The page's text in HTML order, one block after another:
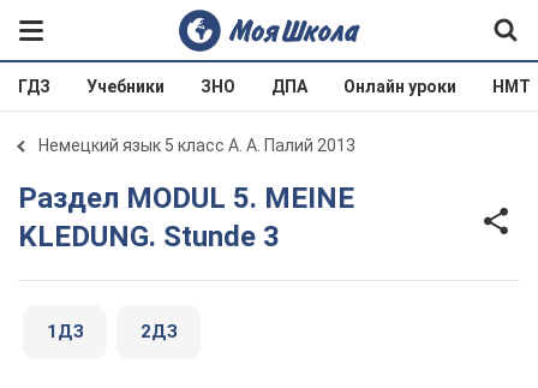
ГДЗ Учебники ЗНО ДПА Онлайн уроки НМТ
Немецкий язык 5 класс А. А. Палий 2013
Раздел MODUL 5. MEINE
KLEDUNG. Stunde 3
1ДЗ 2ДЗ